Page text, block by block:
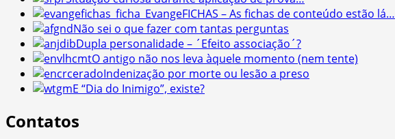
EvangeFICHAS – As fichas de conteúdo estão lá…
Não sei o que fazer com tantas perguntas
Dupla personalidade – ´Efeito associação´?
O antigo não nos leva àquele momento (nem tente)
Indenização por morte ou lesão a preso
E “Dia do Inimigo”, existe?
Contatos